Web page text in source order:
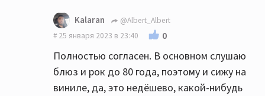
Kalaran
@Albert_Albert
25 января 2023 в 23:40
0
Полностью согласен. В основном слушаю
блюз и рок до 80 года, поэтому и сижу на
виниле, да, это недёшево, какой-нибудь